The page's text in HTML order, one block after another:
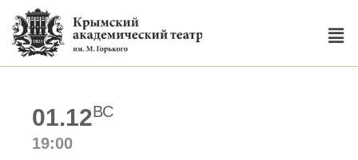
01.12ВС
19:00